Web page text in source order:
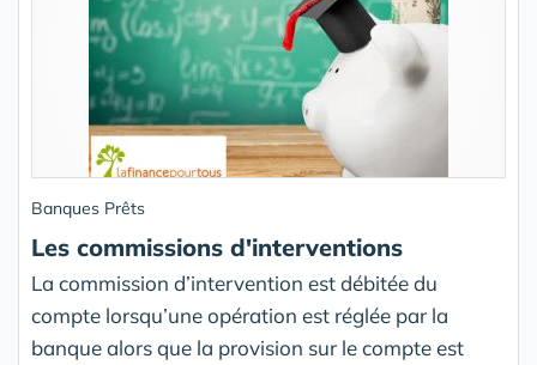
Banques Prêts
Les commissions d'interventions
La commission d’intervention est débitée du
compte lorsqu’une opération est réglée par la
banque alors que la provision sur le compte est